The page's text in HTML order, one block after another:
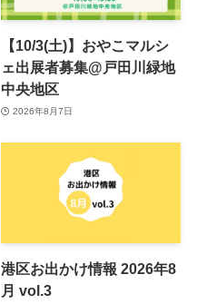
【10/3(土)】おやこマルシ
ェ出展者募集@戸田川緑地
中央地区
2026年8月7日
港区お出かけ情報 2026年8
月 vol.3